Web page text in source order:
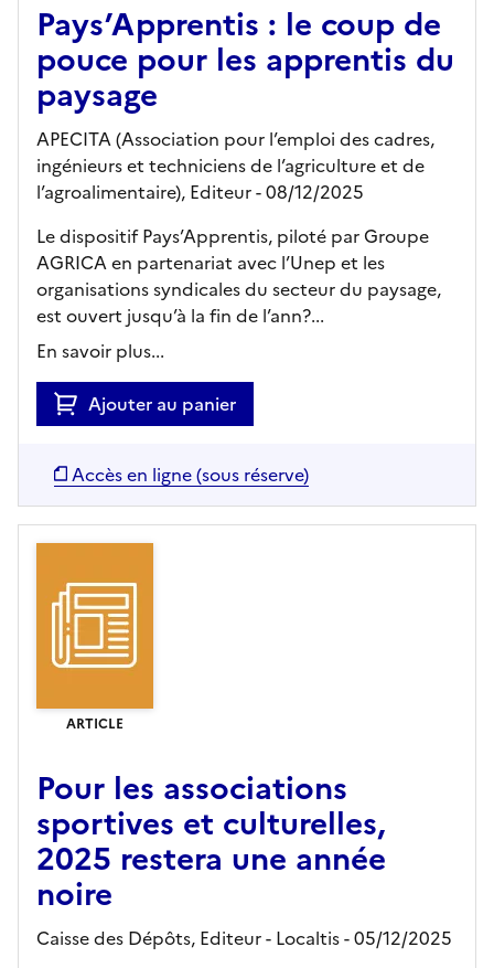
Pays’Apprentis : le coup de
pouce pour les apprentis du
paysage
APECITA (Association pour l’emploi des cadres,
ingénieurs et techniciens de l’agriculture et de
l’agroalimentaire), Editeur- 08/12/2025
Le dispositif Pays’Apprentis, piloté par Groupe
AGRICA en partenariat avec l’Unep et les
organisations syndicales du secteur du paysage,
est ouvert jusqu’à la fin de l’ann?...
En savoir plus...
Ajouter au panier
Accès en ligne (sous réserve)
ARTICLE
Pour les associations
sportives et culturelles,
2025 restera une année
noire
Caisse des Dépôts, Editeur- Localtis- 05/12/2025